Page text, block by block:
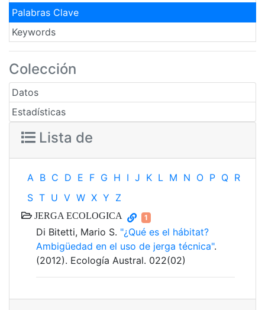
Palabras Clave
Keywords
Colección
Datos
Estadísticas
Lista de
A B C D E F G H I J K L M N O P Q R
S T U V W X Y Z
JERGA ECOLOGICA 1
Di Bitetti, Mario S. "¿Qué es el hábitat?
Ambigüedad en el uso de jerga técnica".
(2012). Ecología Austral. 022(02)